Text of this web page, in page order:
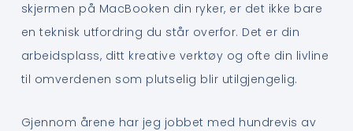
skjermen på MacBooken din ryker, er det ikke bare
en teknisk utfordring du står overfor. Det er din
arbeidsplass, ditt kreative verktøy og ofte din livline
til omverdenen som plutselig blir utilgjengelig.
Gjennom årene har jeg jobbet med hundrevis av